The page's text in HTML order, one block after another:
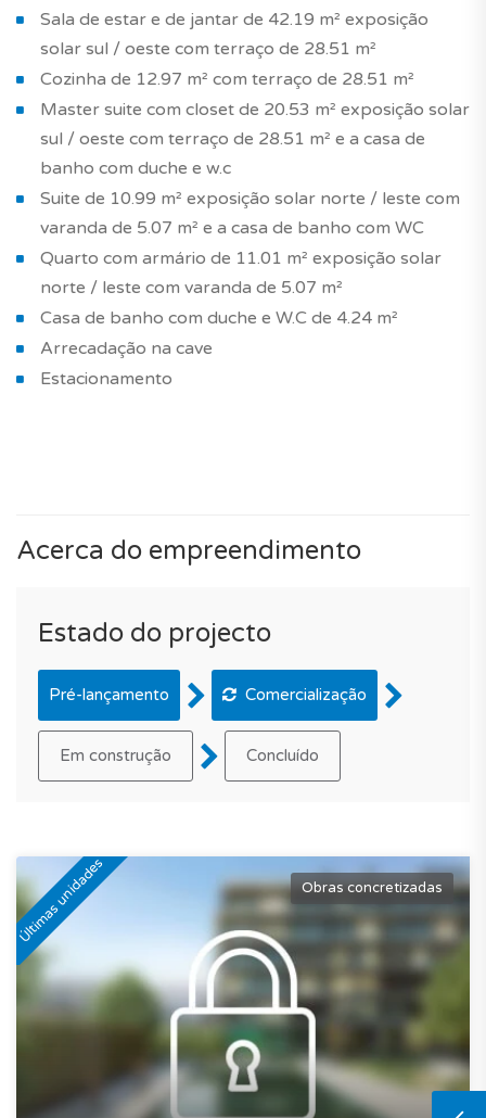
Sala de estar e de jantar de 42.19 m² exposição
solar sul / oeste com terraço de 28.51 m²
Cozinha de 12.97 m² com terraço de 28.51 m²
Master suite com closet de 20.53 m² exposição solar
sul / oeste com terraço de 28.51 m² e a casa de
banho com duche e w.c
Suite de 10.99 m² exposição solar norte / leste com
varanda de 5.07 m² e a casa de banho com WC
Quarto com armário de 11.01 m² exposição solar
norte / leste com varanda de 5.07 m²
Casa de banho com duche e W.C de 4.24 m²
Arrecadação na cave
Estacionamento
Acerca do empreendimento
Estado do projecto
Pré-lançamento Comercialização
Em construção Concluído
Últimas unidades Obras concretizadas